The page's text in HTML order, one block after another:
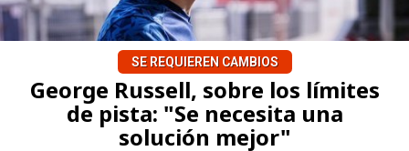
SE REQUIEREN CAMBIOS
George Russell, sobre los límites
de pista: "Se necesita una
solución mejor"